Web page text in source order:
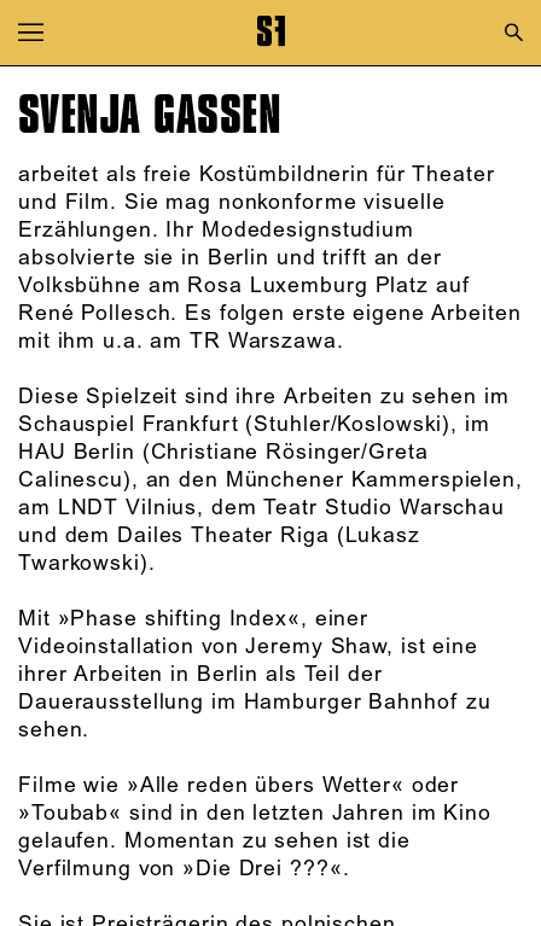
Zur Hauptnavigation springen
Zum Hauptinhalt springen
SVENJA GASSEN
arbeitet als freie Kostümbildnerin für Theater
und Film. Sie mag nonkonforme visuelle
Erzählungen. Ihr Modedesignstudium
absolvierte sie in Berlin und trifft an der
Volksbühne am Rosa Luxemburg Platz auf
René Pollesch. Es folgen erste eigene Arbeiten
mit ihm u.a. am TR Warszawa.
Diese Spielzeit sind ihre Arbeiten zu sehen im
Schauspiel Frankfurt (Stuhler/Koslowski), im
HAU Berlin (Christiane Rösinger/Greta
Calinescu), an den Münchener Kammerspielen,
am LNDT Vilnius, dem Teatr Studio Warschau
und dem Dailes Theater Riga (Lukasz
Twarkowski).
Mit »Phase shifting Index«, einer
Videoinstallation von Jeremy Shaw, ist eine
ihrer Arbeiten in Berlin als Teil der
Dauerausstellung im Hamburger Bahnhof zu
sehen.
Filme wie »Alle reden übers Wetter« oder
»Toubab« sind in den letzten Jahren im Kino
gelaufen. Momentan zu sehen ist die
Verfilmung von »Die Drei ???«.